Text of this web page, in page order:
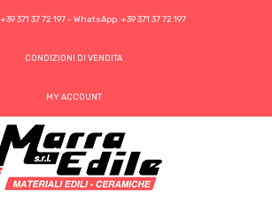
+39 371 37 72 197- WhatsApp. +39 371 37 72 197
CONDIZIONI DI VENDITA
MY ACCOUNT